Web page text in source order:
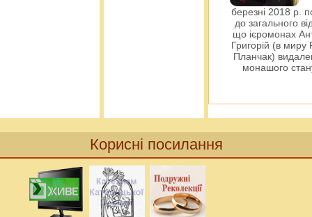
березні 2018 р.
до загального
що ієромонах
Григорій (в миру
Планчак)
монашого
Корисні посилання